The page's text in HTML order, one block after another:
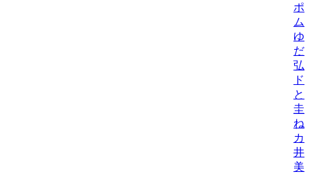
ポ
ム
ゆ
だ
弘
ド
と
圭/
ね
カ
井
美/